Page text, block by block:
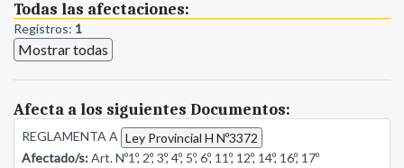
Todas las afectaciones:
Registros: 1
Mostrar todas
Afecta a los siguientes Documentos:
REGLAMENTA A Ley Provincial H Nº3372
Afectado/s:Art. Nº1º, 2º, 3º, 4º, 5º, 6º, 11º, 12º, 14º, 16º, 17º